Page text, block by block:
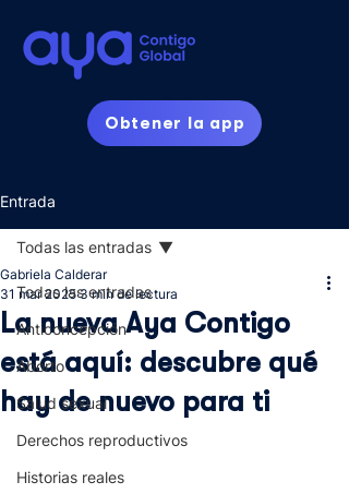
Obtener la app
Entrada
Todas las entradas
Anticoncepción
Aborto
Salud sexual
Derechos reproductivos
Historias reales
Todas las entradas
La nueva Aya Contigo
está aquí: descubre qué
hay de nuevo para ti
Gabriela Calderar
31 mar 2025 3 min de lectura